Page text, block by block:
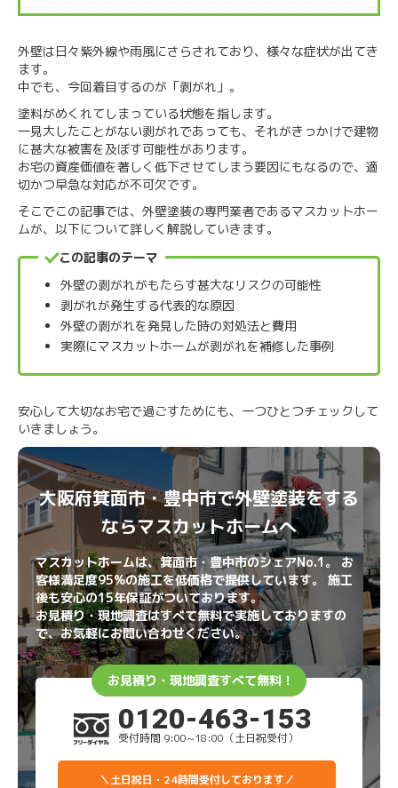
外壁は日々紫外線や雨風にさらされており、様々な症状が出てき
ます。
中でも、今回着目するのが「剥がれ」。
塗料がめくれてしまっている状態を指します。
一見大したことがない剥がれであっても、それがきっかけで建物
に甚大な被害を及ぼす可能性があります。
お宅の資産価値を著しく低下させてしまう要因にもなるので、適
切かつ早急な対応が不可欠です。
そこでこの記事では、外壁塗装の専門業者であるマスカットホー
ムが、以下について詳しく解説していきます。
この記事のテーマ
外壁の剥がれがもたらす甚大なリスクの可能性
剥がれが発生する代表的な原因
外壁の剥がれを発見した時の対処法と費用
実際にマスカットホームが剥がれを補修した事例
安心して大切なお宅で過ごすためにも、一つひとつチェックして
いきましょう。
大阪府箕面市・豊中市で外壁塗装をする
ならマスカットホームへ
マスカットホームは、箕面市・豊中市のシェアNo.1。 お
客様満足度95%の施工を低価格で提供しています。 施工
後も安心の15年保証がついております。
お見積り・現地調査はすべて無料で実施しておりますの
で、お気軽にお問い合わせください。
お見積り・現地調査すべて無料！
0120-463-153
受付時間 9:00~18:00（土日祝受付）
＼土日祝日・24時間受付しております／